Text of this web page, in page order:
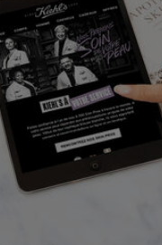
Ak príde ku kontaktu